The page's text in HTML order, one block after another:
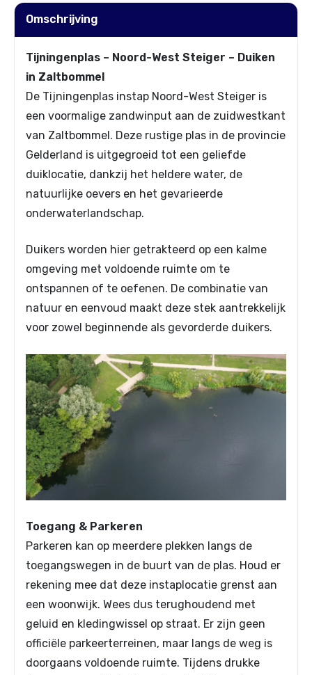
Omschrijving
Tijningenplas – Noord-West Steiger – Duiken
in Zaltbommel
De Tijningenplas instap Noord-West Steiger is
een voormalige zandwinput aan de zuidwestkant
van Zaltbommel. Deze rustige plas in de provincie
Gelderland is uitgegroeid tot een geliefde
duiklocatie, dankzij het heldere water, de
natuurlijke oevers en het gevarieerde
onderwaterlandschap.
Duikers worden hier getrakteerd op een kalme
omgeving met voldoende ruimte om te
ontspannen of te oefenen. De combinatie van
natuur en eenvoud maakt deze stek aantrekkelijk
voor zowel beginnende als gevorderde duikers.
Toegang & Parkeren
Parkeren kan op meerdere plekken langs de
toegangswegen in de buurt van de plas. Houd er
rekening mee dat deze instaplocatie grenst aan
een woonwijk. Wees dus terughoudend met
geluid en kledingwissel op straat. Er zijn geen
officiële parkeerterreinen, maar langs de weg is
doorgaans voldoende ruimte. Tijdens drukke